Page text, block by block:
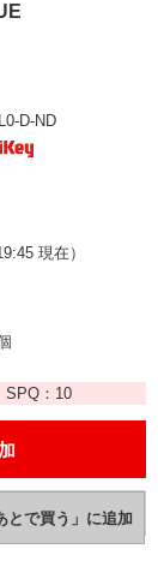
D-ND
現在）
SPQ： 10